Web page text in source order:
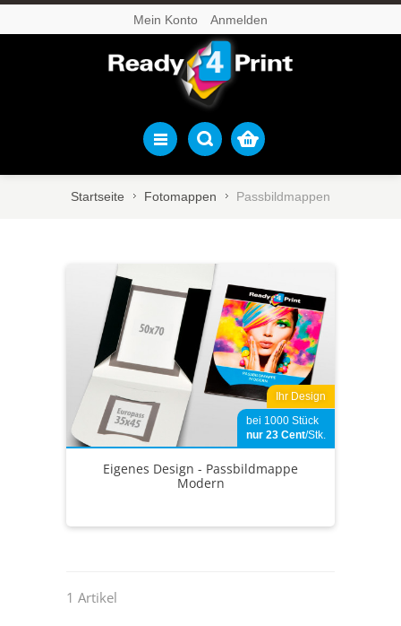
Mein Konto Anmelden
Startseite Fotomappen Passbildmappen
Ihr Design
bei 1000 Stück
nur 23 Cent/Stk.
Eigenes Design - Passbildmappe
Modern
1 Artikel